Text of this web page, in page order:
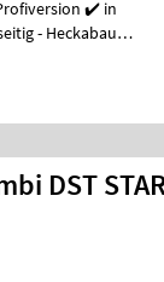
DST